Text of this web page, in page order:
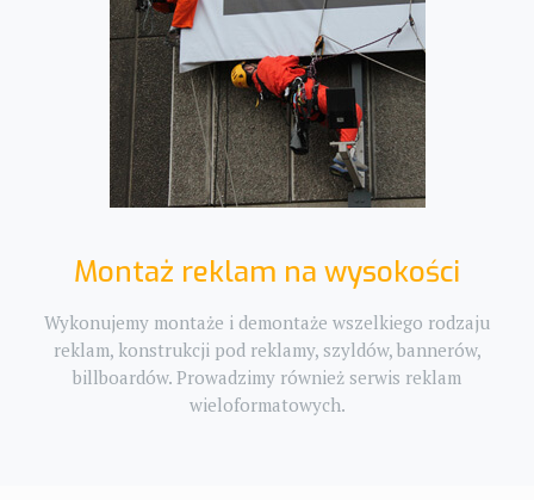
Montaż reklam na wysokości
Wykonujemy montaże i demontaże wszelkiego rodzaju
reklam, konstrukcji pod reklamy, szyldów, bannerów,
billboardów. Prowadzimy również serwis reklam
wieloformatowych.